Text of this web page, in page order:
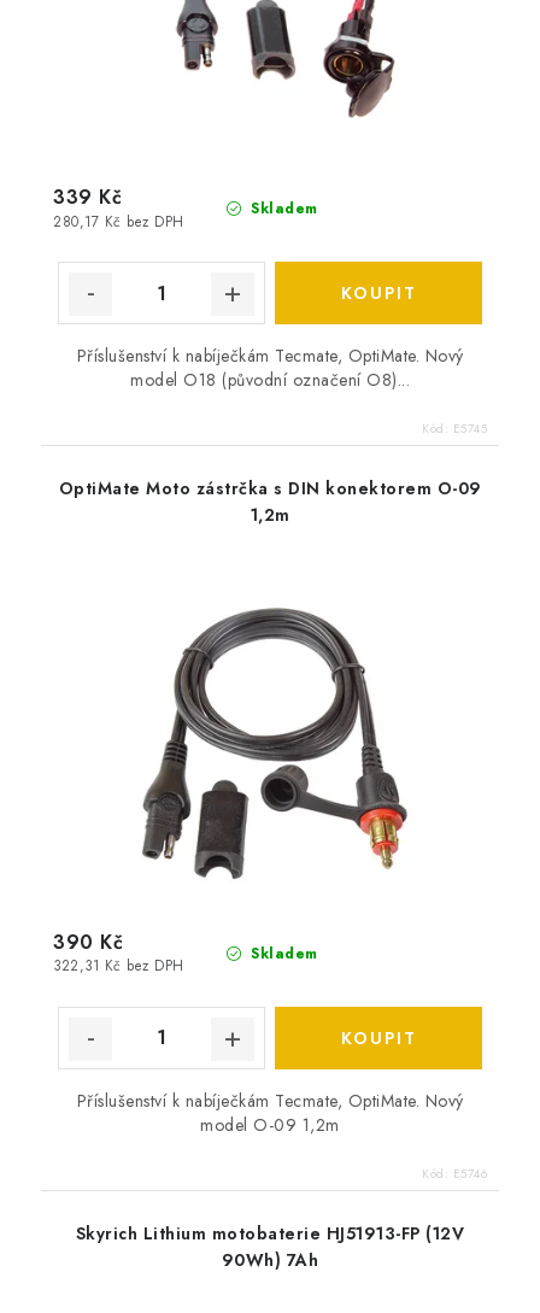
Skladem
280,17 Kč bez DPH
339 Kč
Příslušenství k nabíječkám Tecmate, OptiMate. Nový
model O18 (původní označení O8)...
Kód: E5745
OptiMate Moto zástrčka s DIN konektorem O-09
1,2m
Skladem
322,31 Kč bez DPH
390 Kč
Příslušenství k nabíječkám Tecmate, OptiMate. Nový
model O-09 1,2m
Kód: E5746
Skyrich Lithium motobaterie HJ51913-FP (12V
90Wh) 7Ah